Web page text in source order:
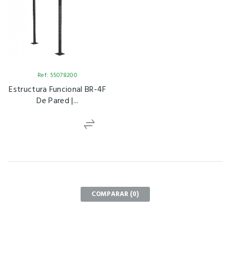
Ref: 55078200
Estructura Funcional BR-4F
De Pared |...
COMPARAR (0)